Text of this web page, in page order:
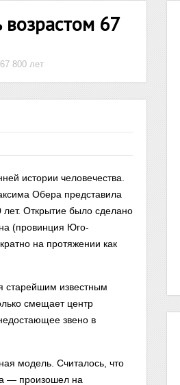
67
800 лет
истории человечества.
Обера представила
лет. Открытие было сделано
(провинция Юго-
на протяжении как
старейшим известным
смещает центр
звено в
модель. Считалось, что
— произошел на